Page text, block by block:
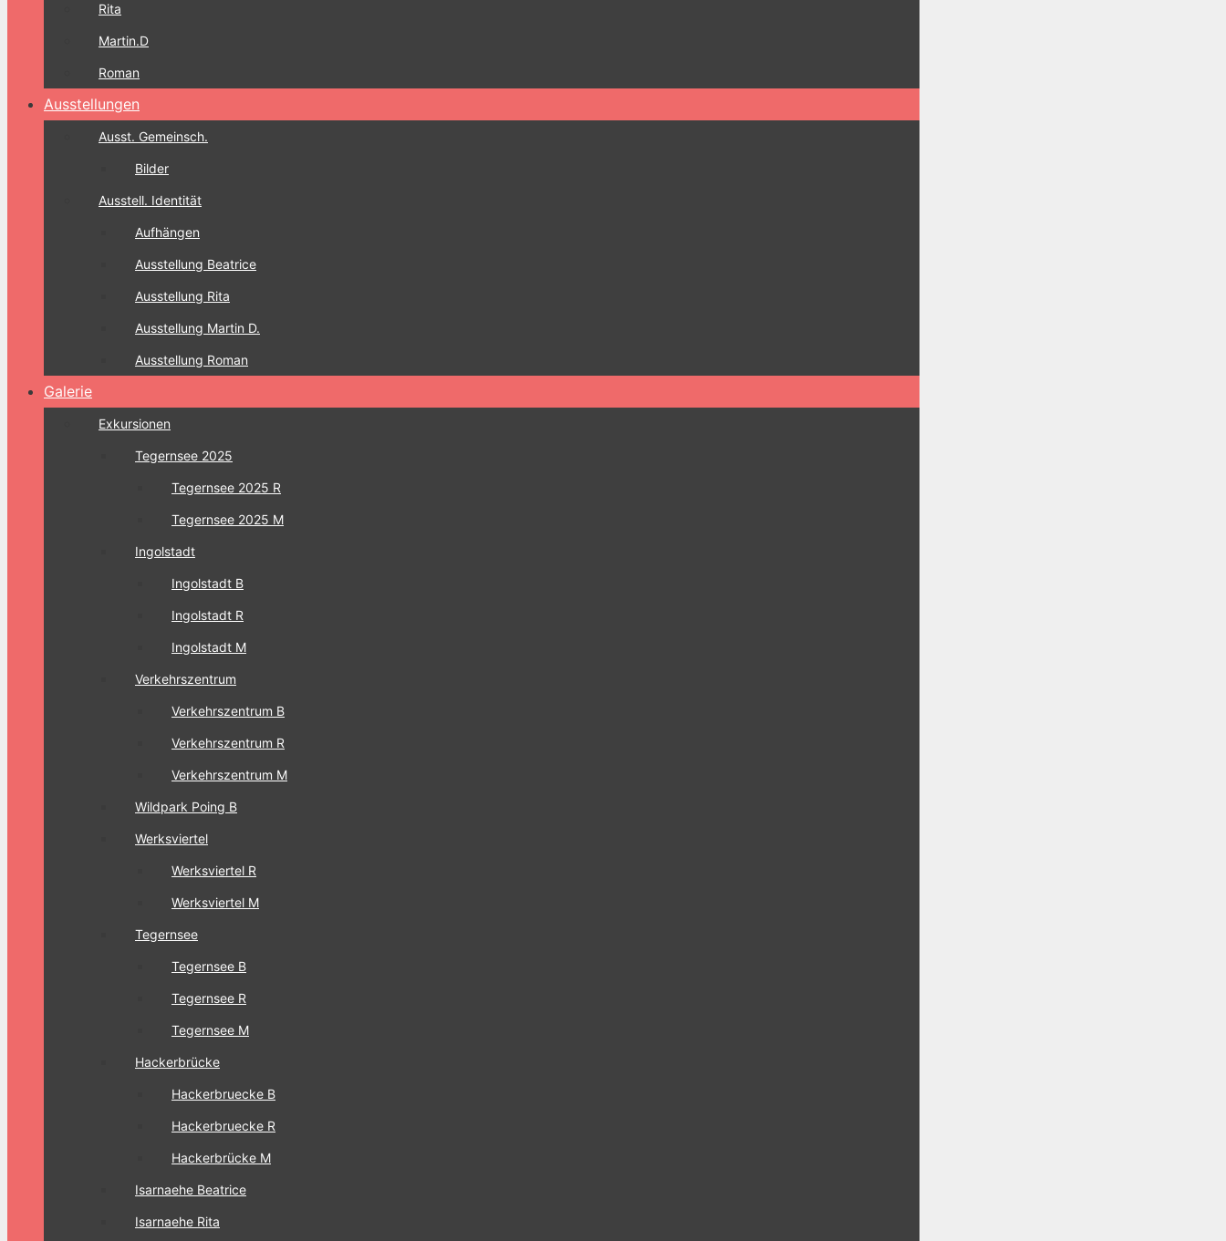
Rita
Martin.D
Roman
Ausstellungen
Ausst. Gemeinsch.
Bilder
Ausstell. Identität
Aufhängen
Ausstellung Beatrice
Ausstellung Rita
Ausstellung Martin D.
Ausstellung Roman
Galerie
Exkursionen
Tegernsee 2025
Tegernsee 2025 R
Tegernsee 2025 M
Ingolstadt
Ingolstadt B
Ingolstadt R
Ingolstadt M
Verkehrszentrum
Verkehrszentrum B
Verkehrszentrum R
Verkehrszentrum M
Wildpark Poing B
Werksviertel
Werksviertel R
Werksviertel M
Tegernsee
Tegernsee B
Tegernsee R
Tegernsee M
Hackerbrücke
Hackerbruecke B
Hackerbruecke R
Hackerbrücke M
Isarnaehe Beatrice
Isarnaehe Rita